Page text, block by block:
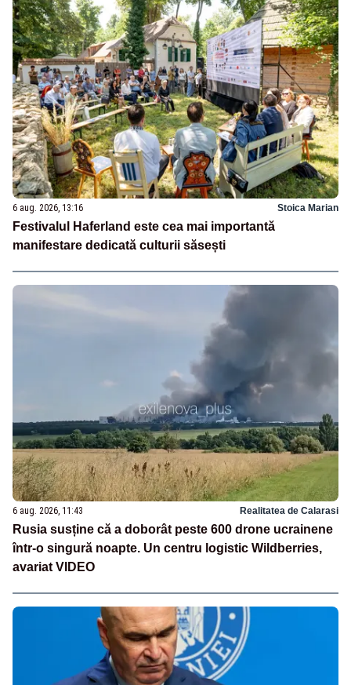
6 aug. 2026, 13:16 Stoica Marian
Festivalul Haferland este cea mai importantă
manifestare dedicată culturii săsești
6 aug. 2026, 11:43 Realitatea de Calarasi
Rusia susține că a doborât peste 600 drone ucrainene
într-o singură noapte. Un centru logistic Wildberries,
avariat VIDEO